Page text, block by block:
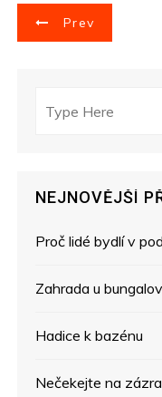
N
Prev
NEJNOVĚJŠÍ
Proč lidé bydlí v
Zahrada u
Hadice k bazénu
Nečekejte na